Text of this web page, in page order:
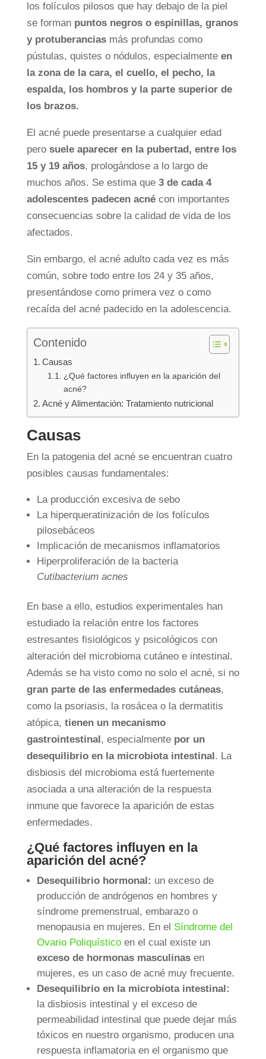
los folículos pilosos que hay debajo de la piel
se forman puntos negros o espinillas, granos
y protuberanciasmás profundas como
pústulas, quistes o nódulos, especialmente en
la zona de la cara, el cuello, el pecho, la
espalda, los hombros y la parte superior de
los brazos.
El acné puede presentarse a cualquier edad
pero suele aparecer en la pubertad, entre los
15 y 19 años, prologándose a lo largo de
muchos años. Se estima que 3 de cada 4
adolescentes padecen acnécon importantes
consecuencias sobre la calidad de vida de los
afectados.
Sin embargo, el acné adulto cada vez es más
común, sobre todo entre los 24 y 35 años,
presentándose como primera vez o como
recaída del acné padecido en la adolescencia.
Contenido
Causas
¿Qué factores influyen en la aparición del
acné?
Acné y Alimentación: Tratamiento nutricional
Causas
En la patogenia del acné se encuentran cuatro
posibles causas fundamentales:
La producción excesiva de sebo
La hiperqueratinización de los folículos
pilosebáceos
Implicación de mecanismos inflamatorios
Hiperproliferación de la bacteria
Cutibacterium acnes
En base a ello, estudios experimentales han
estudiado la relación entre los factores
estresantes fisiológicos y psicológicos con
alteración del microbioma cutáneo e intestinal.
Además se ha visto como no solo el acné, si no
gran parte de las enfermedades cutáneas,
como la psoriasis, la rosáceao la dermatitis
atópica, tienen un mecanismo
gastrointestinal , especialmente por un
desequilibrio en la microbiota intestinal . La
disbiosis del microbioma está fuertemente
asociada a una alteración de la respuesta
inmune que favorece la aparición de estas
enfermedades.
¿Qué factores influyen en la
aparición del acné?
Desequilibrio hormonal: un exceso de
producción de andrógenos en hombres y
síndrome premenstrual, embarazo o
menopausia en mujeres. En el Síndrome del
Ovario Poliquísticoen el cual existe un
exceso de hormonas masculinasen
mujeres, es un caso de acné muy frecuente.
Desequilibrio en la microbiota intestinal:
la disbiosis intestinal y el exceso de
permeabilidad intestinal que puede dejar más
tóxicos en nuestro organismo, producen una
respuesta inflamatoria en el organismo que